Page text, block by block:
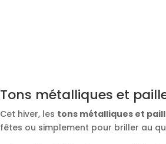
Tons métalliques et
Cet hiver, les tons métalliques et
fêtes ou simplement pour briller au